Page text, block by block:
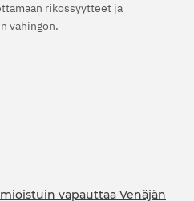
rikossyytteet ja
vahingon.
vapauttaa Venäjän